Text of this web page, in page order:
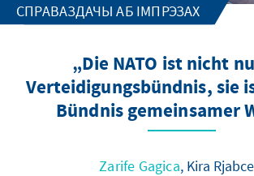
СПРАВАЗДАЧЫ АБ ІМПРЭЗАХ
„Die NATO ist nicht
Verteidigungsbündnis, sie
Bündnis gemeinsamer
Zarife Gagica, Kira